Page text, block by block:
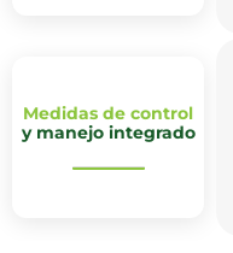
Medidas de control
y manejo integrado